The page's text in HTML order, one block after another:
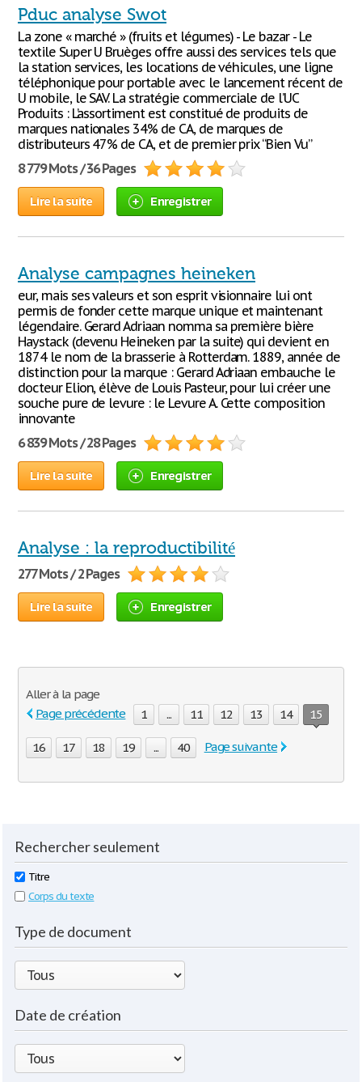
Pduc analyse Swot
La zone « marché » (fruits et légumes) - Le bazar - Le
textile Super U Bruèges offre aussi des services tels que
la station services, les locations de véhicules, une ligne
téléphonique pour portable avec le lancement récent de
U mobile, le SAV. La stratégie commerciale de l’UC
Produits : L’assortiment est constitué de produits de
marques nationales 34% de CA, de marques de
distributeurs 47% de CA, et de premier prix “Bien Vu”
8 779 Mots / 36 Pages
Lire la suite Enregistrer
Analyse campagnes heineken
eur, mais ses valeurs et son esprit visionnaire lui ont
permis de fonder cette marque unique et maintenant
légendaire. Gerard Adriaan nomma sa première bière
Haystack (devenu Heineken par la suite) qui devient en
1874 le nom de la brasserie à Rotterdam. 1889, année de
distinction pour la marque : Gerard Adriaan embauche le
docteur Elion, élève de Louis Pasteur, pour lui créer une
souche pure de levure : le Levure A. Cette composition
innovante
6 839 Mots / 28 Pages
Lire la suite Enregistrer
Analyse : la reproductibilité
277 Mots / 2 Pages
Lire la suite Enregistrer
Aller à la page
Page précédente
1 ... 11 12 13 14 15
16 17 18 19 ... 40 Page suivante
Rechercher seulement
Titre
Corps du texte
Type de document
Date de création